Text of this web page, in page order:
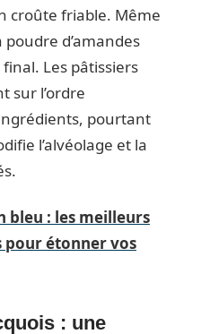
croûte friable. Même
d’amandes
Les pâtissiers
sur l’ordre
pourtant
l’alvéolage et la
bleu : les meilleurs
pour étonner vos
: une